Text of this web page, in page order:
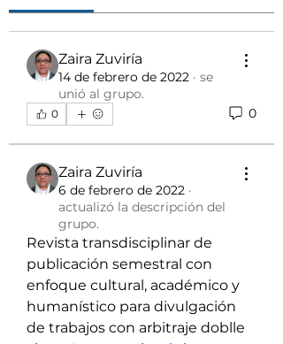
Zaira Zuviría
14 de febrero de 2022 · se
unió al grupo.
0 0
Zaira Zuviría
6 de febrero de 2022 ·
actualizó la descripción del
grupo.
Revista transdisciplinar de
publicación semestral con
enfoque cultural, académico y
humanístico para divulgación
de trabajos con arbitraje doblle